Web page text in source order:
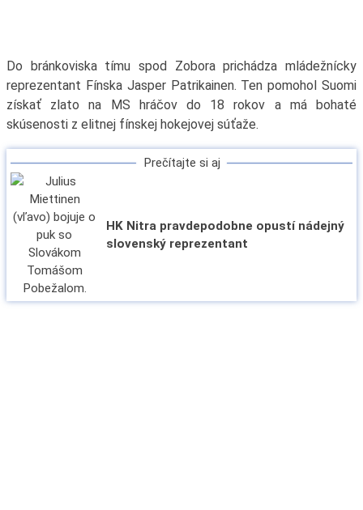
Do bránkoviska tímu spod Zobora prichádza mládežnícky
reprezentant Fínska Jasper Patrikainen. Ten pomohol Suomi
získať zlato na MS hráčov do 18 rokov a má bohaté
skúsenosti z elitnej fínskej hokejovej súťaže.
Prečítajte si aj
HK Nitra pravdepodobne opustí nádejný
slovenský reprezentant